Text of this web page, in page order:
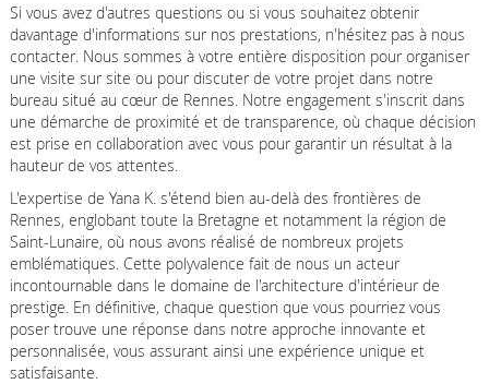
Si vous avez d'autres questions ou si vous souhaitez obtenir
davantage d'informations sur nos prestations, n'hésitez pas à nous
contacter. Nous sommes à votre entière disposition pour organiser
une visite sur site ou pour discuter de votre projet dans notre
bureau situé au cœur de Rennes. Notre engagement s'inscrit dans
une démarche de proximité et de transparence, où chaque décision
est prise en collaboration avec vous pour garantir un résultat à la
hauteur de vos attentes.
L'expertise de Yana K. s'étend bien au-delà des frontières de
Rennes, englobant toute la Bretagne et notamment la région de
Saint-Lunaire, où nous avons réalisé de nombreux projets
emblématiques. Cette polyvalence fait de nous un acteur
incontournable dans le domaine de l'architecture d'intérieur de
prestige. En définitive, chaque question que vous pourriez vous
poser trouve une réponse dans notre approche innovante et
personnalisée, vous assurant ainsi une expérience unique et
satisfaisante.